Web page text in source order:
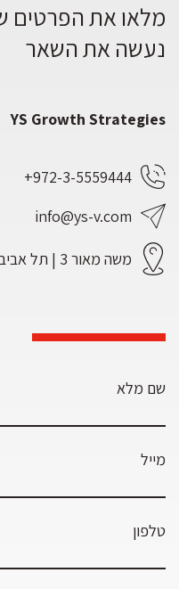
מלאו את הפרטים
נעשה את השאר
YS Growth Strategies
972-3-5559444+
info@ys-v.com
משה מאור 3 | תל אביב
שם מלא
מייל
טלפון